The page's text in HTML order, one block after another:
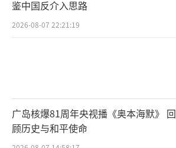
鉴中国反介入思路
2026-08-07 22:21:19
广岛核爆81周年央视播《奥本海默》 回
顾历史与和平使命